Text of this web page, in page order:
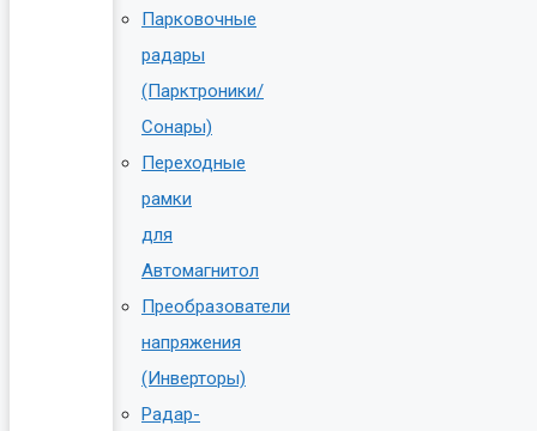
Парковочные
радары
(Парктроники/
Сонары)
Переходные
рамки
для
Автомагнитол
Преобразователи
напряжения
(Инверторы)
Радар-